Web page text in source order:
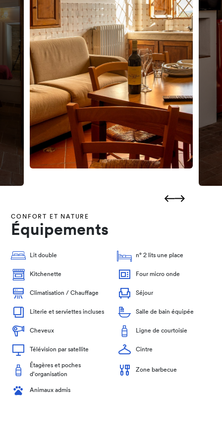
CONFORT ET NATURE
Équipements
Lit double n° 2 lits une place
Kitchenette Four micro onde
Climatisation / Chauffage Séjour
Literie et serviettes incluses Salle de bain équipée
Cheveux Ligne de courtoisie
Télévision par satellite Cintre
Étagères et poches
d'organisation
Zone barbecue
Animaux admis